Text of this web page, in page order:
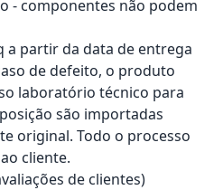
- componentes não podem
a partir da data de entrega
de defeito, o produto
laboratório técnico para
são importadas
original. Todo o processo
cliente.
de clientes)